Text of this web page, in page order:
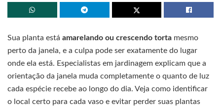
Sua planta está amarelando ou crescendo torta mesmo
perto da janela, e a culpa pode ser exatamente do lugar
onde ela está. Especialistas em jardinagem explicam que a
orientação da janela muda completamente o quanto de luz
cada espécie recebe ao longo do dia. Veja como identificar
o local certo para cada vaso e evitar perder suas plantas